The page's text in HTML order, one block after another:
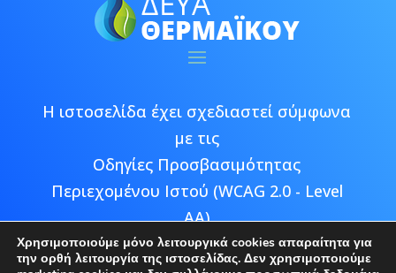
Η ιστοσελίδα έχει σχεδιαστεί σύμφωνα
με τις
Οδηγίες Προσβασιμότητας
Περιεχομένου Ιστού (WCAG 2.0 - Level
AA)
Χρησιμοποιούμε μόνο λειτουργικά cookies απαραίτητα για
την ορθή λειτουργία της ιστοσελίδας. Δεν χρησιμοποιούμε